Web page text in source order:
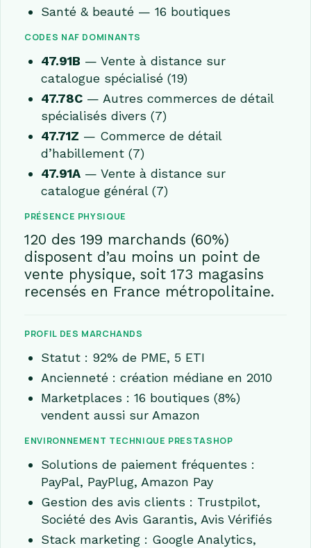
Santé & beauté — 16 boutiques
CODES NAF DOMINANTS
47.91B — Vente à distance sur
catalogue spécialisé (19)
47.78C — Autres commerces de détail
spécialisés divers (7)
47.71Z — Commerce de détail
d’habillement (7)
47.91A — Vente à distance sur
catalogue général (7)
PRÉSENCE PHYSIQUE
120 des 199 marchands (60%)
disposent d’au moins un point de
vente physique, soit 173 magasins
recensés en France métropolitaine.
PROFIL DES MARCHANDS
Statut : 92% de PME, 5 ETI
Ancienneté : création médiane en 2010
Marketplaces : 16 boutiques (8%)
vendent aussi sur Amazon
ENVIRONNEMENT TECHNIQUE PRESTASHOP
Solutions de paiement fréquentes :
PayPal, PayPlug, Amazon Pay
Gestion des avis clients : Trustpilot,
Société des Avis Garantis, Avis Vérifiés
Stack marketing : Google Analytics,